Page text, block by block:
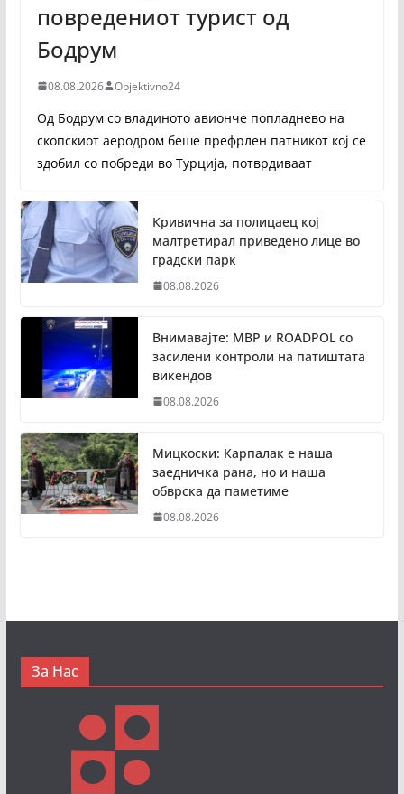
повредениот турист од
Бодрум
08.08.2026 Objektivno24
Од Бодрум со владиното авионче попладнево на
скопскиот аеродром беше префрлен патникот кој се
здобил со побреди во Турција, потврдиваат
Кривична за полицаец кој
малтретирал приведено лице во
градски парк
08.08.2026
Внимавајте: МВР и ROADPOL со
засилени контроли на патиштата
викендов
08.08.2026
Мицкоски: Карпалак е наша
заедничка рана, но и наша
обврска да паметиме
08.08.2026
За Нас